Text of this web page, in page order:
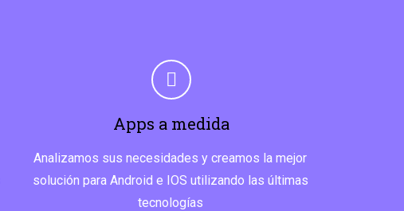
Apps a medida
Analizamos sus necesidades y creamos la mejor
solución para Android e IOS utilizando las últimas
tecnologías